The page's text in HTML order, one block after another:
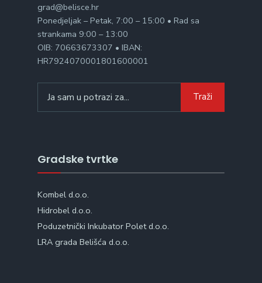
grad@belisce.hr
Ponedjeljak – Petak, 7:00 – 15:00 • Rad sa
strankama 9:00 – 13:00
OIB: 70663673307 • IBAN:
HR7924070001801600001
for:
Traži
Gradske tvrtke
Kombel d.o.o.
Hidrobel d.o.o.
Poduzetnički Inkubator Polet d.o.o.
LRA grada Belišća d.o.o.